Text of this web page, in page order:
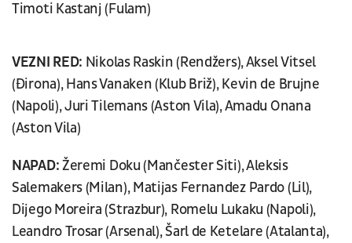
Timoti Kastanj (Fulam)
VEZNI RED: Nikolas Raskin (Rendžers), Aksel Vitsel
(Đirona), Hans Vanaken (Klub Briž), Kevin de Brujne
(Napoli), Juri Tilemans (Aston Vila), Amadu Onana
(Aston Vila)
NAPAD:Žeremi Doku (Mančester Siti), Aleksis
Salemakers (Milan), Matijas Fernandez Pardo (Lil),
Dijego Moreira (Strazbur), Romelu Lukaku (Napoli),
Leandro Trosar (Arsenal), Šarl de Ketelare (Atalanta),